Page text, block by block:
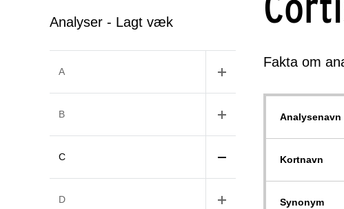
Analyser - Lagt væk
A
B
C
D
Fakta om
Analysenavn
Kortnavn
Synonym